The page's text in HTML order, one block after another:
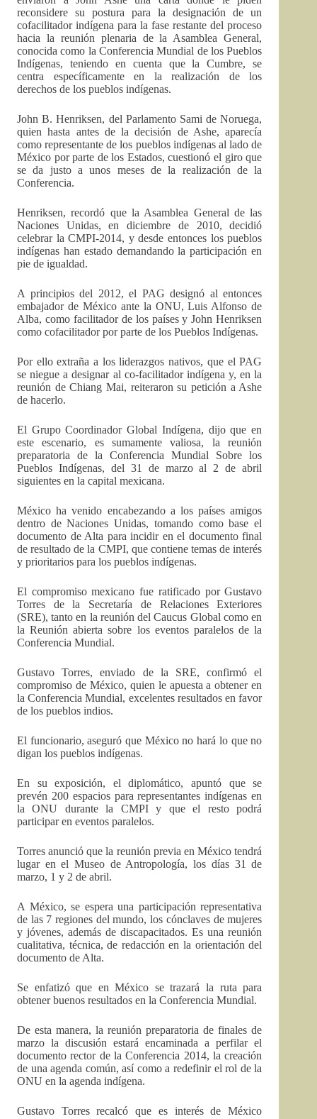
reconsidere su postura para la designación de un
cofacilitador indígena para la fase restante del proceso
hacia la reunión plenaria de la Asamblea General,
conocida como la Conferencia Mundial de los Pueblos
Indígenas, teniendo en cuenta que la Cumbre, se
centra específicamente en la realización de los
derechos de los pueblos indígenas.
John B. Henriksen, del Parlamento Sami de Noruega,
quien hasta antes de la decisión de Ashe, aparecía
como representante de los pueblos indígenas al lado de
México por parte de los Estados, cuestionó el giro que
se da justo a unos meses de la realización de la
Conferencia.
Henriksen, recordó que la Asamblea General de las
Naciones Unidas, en diciembre de 2010, decidió
celebrar la CMPI-2014, y desde entonces los pueblos
indígenas han estado demandando la participación en
pie de igualdad.
A principios del 2012, el PAG designó al entonces
embajador de México ante la ONU, Luis Alfonso de
Alba, como facilitador de los países y John Henriksen
como cofacilitador por parte de los Pueblos Indígenas.
Por ello extraña a los liderazgos nativos, que el PAG
se niegue a designar al co-facilitador indígena y, en la
reunión de Chiang Mai, reiteraron su petición a Ashe
de hacerlo.
El Grupo Coordinador Global Indígena, dijo que en
este escenario, es sumamente valiosa, la reunión
preparatoria de la Conferencia Mundial Sobre los
Pueblos Indígenas, del 31 de marzo al 2 de abril
siguientes en la capital mexicana.
México ha venido encabezando a los países amigos
dentro de Naciones Unidas, tomando como base el
documento de Alta para incidir en el documento final
de resultado de la CMPI, que contiene temas de interés
y prioritarios para los pueblos indígenas.
El compromiso mexicano fue ratificado por Gustavo
Torres de la Secretaría de Relaciones Exteriores
(SRE), tanto en la reunión del Caucus Global como en
la Reunión abierta sobre los eventos paralelos de la
Conferencia Mundial.
Gustavo Torres, enviado de la SRE, confirmó el
compromiso de México, quien le apuesta a obtener en
la Conferencia Mundial, excelentes resultados en favor
de los pueblos indios.
El funcionario, aseguró que México no hará lo que no
digan los pueblos indígenas.
En su exposición, el diplomático, apuntó que se
prevén 200 espacios para representantes indígenas en
la ONU durante la CMPI y que el resto podrá
participar en eventos paralelos.
Torres anunció que la reunión previa en México tendrá
lugar en el Museo de Antropología, los días 31 de
marzo, 1 y 2 de abril.
A México, se espera una participación representativa
de las 7 regiones del mundo, los cónclaves de mujeres
y jóvenes, además de discapacitados. Es una reunión
cualitativa, técnica, de redacción en la orientación del
documento de Alta.
Se enfatizó que en México se trazará la ruta para
obtener buenos resultados en la Conferencia Mundial.
De esta manera, la reunión preparatoria de finales de
marzo la discusión estará encaminada a perfilar el
documento rector de la Conferencia 2014, la creación
de una agenda común, así como a redefinir el rol de la
ONU en la agenda indígena.
Gustavo Torres recalcó que es interés de México